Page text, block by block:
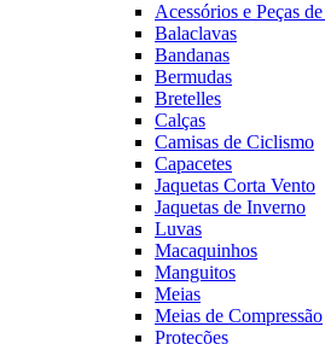
Acessórios e Peças
Balaclavas
Bandanas
Bermudas
Bretelles
Calças
Camisas de Ciclismo
Capacetes
Jaquetas Corta Vento
Jaquetas de Inverno
Luvas
Macaquinhos
Manguitos
Meias
Meias de Compressão
Proteções